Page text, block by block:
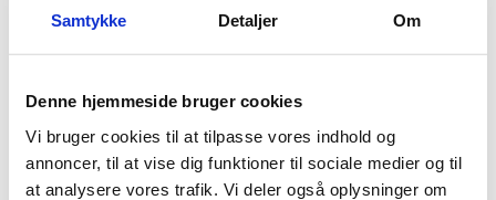
Samtykke Detaljer Om
Denne hjemmeside bruger cookies
Vi bruger cookies til at tilpasse vores indhold og
annoncer, til at vise dig funktioner til sociale medier og til
at analysere vores trafik. Vi deler også oplysninger om
Vi opbevarer oplysninger i det tidsrum, som er
Perioden afhænger af, hvilken karakter
oplysningen er og baggrunden for opbevaring.
Det er derfor ikke muligt at give en generel
tidsramme for, hvornår informationer slettes.